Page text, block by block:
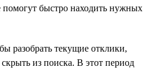
помогут быстро находить нужных
разобрать текущие отклики,
из поиска. В этот период